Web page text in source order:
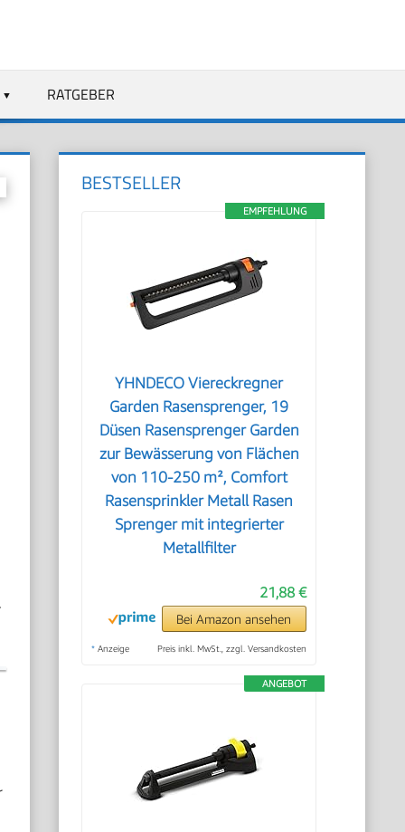
RATGEBER
BESTSELLER
EMPFEHLUNG
YHNDECO Viereckregner
Garden Rasensprenger, 19
Düsen Rasensprenger Garden
zur Bewässerung von Flächen
von 110-250 m², Comfort
Rasensprinkler Metall Rasen
Sprenger mit integrierter
Metallfilter
21,88 €
Bei Amazon ansehen
* Anzeige Preis inkl. MwSt., zzgl. Versandkosten
ANGEBOT